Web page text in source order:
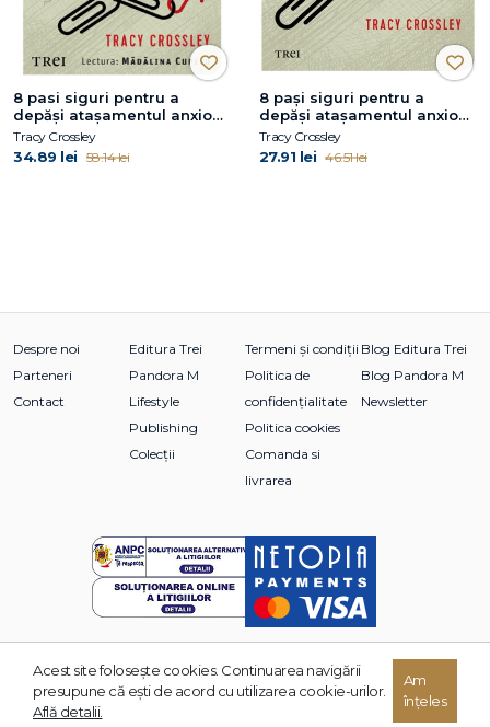
8 pasi siguri pentru a
depăși atașamentul anxios
și evitant
Tracy Crossley
34.89 lei 58.14 lei
8 pași siguri pentru a
depăși atașamentul anxios
și evitant
Tracy Crossley
27.91 lei 46.51 lei
Despre noi
Parteneri
Contact
Editura Trei
Pandora M
Lifestyle
Publishing
Colecții
Termeni și condiții
Politica de
confidențialitate
Politica cookies
Comanda si
livrarea
Blog Editura Trei
Blog Pandora M
Newsletter
© 2026 Grupul Editorial TREI. Toate drepturile rezervate.
Acest site foloseşte cookies. Continuarea navigării
presupune că eşti de acord cu utilizarea cookie-urilor.
Află detalii.
Am
înțeles